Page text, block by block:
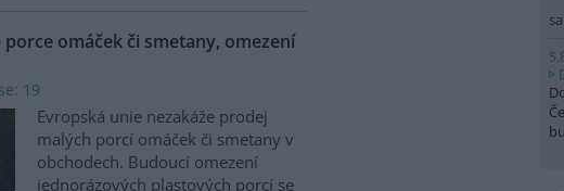
porce omáček či smetany, omezení
19
Evropská unie nezakáže prodej
malých porcí omáček či smetany v
obchodech. Budoucí omezení
jednorázových plastových porcí se